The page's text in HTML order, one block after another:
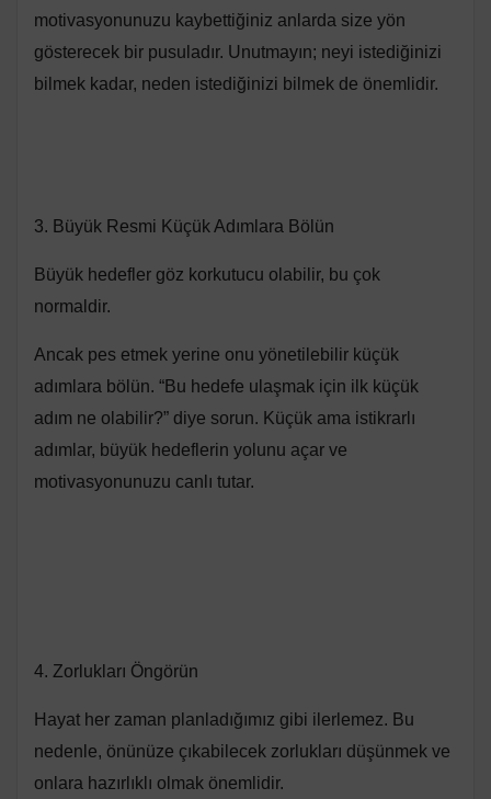
motivasyonunuzu kaybettiğiniz anlarda size yön
gösterecek bir pusuladır. Unutmayın; neyi istediğinizi
bilmek kadar, neden istediğinizi bilmek de önemlidir.
3. Büyük Resmi Küçük Adımlara Bölün
Büyük hedefler göz korkutucu olabilir, bu çok
normaldir.
Ancak pes etmek yerine onu yönetilebilir küçük
adımlara bölün. “Bu hedefe ulaşmak için ilk küçük
adım ne olabilir?” diye sorun. Küçük ama istikrarlı
adımlar, büyük hedeflerin yolunu açar ve
motivasyonunuzu canlı tutar.
4. Zorlukları Öngörün
Hayat her zaman planladığımız gibi ilerlemez. Bu
nedenle, önünüze çıkabilecek zorlukları düşünmek ve
onlara hazırlıklı olmak önemlidir.